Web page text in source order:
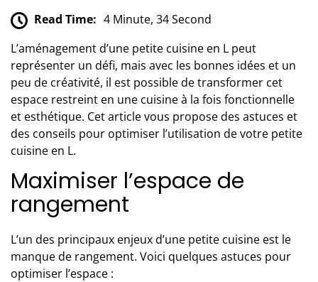
Read Time: 4 Minute, 34 Second
L’aménagement d’une petite cuisine en L peut
représenter un défi, mais avec les bonnes idées et un
peu de créativité, il est possible de transformer cet
espace restreint en une cuisine à la fois fonctionnelle
et esthétique. Cet article vous propose des astuces et
des conseils pour optimiser l’utilisation de votre petite
cuisine en L.
Maximiser l’espace de
rangement
L’un des principaux enjeux d’une petite cuisine est le
manque de rangement. Voici quelques astuces pour
optimiser l’espace :